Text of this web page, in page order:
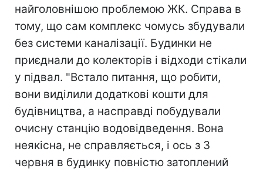
найголовнішою проблемою ЖК. Справа в
тому, що сам комплекс чомусь збудували
без системи каналізації. Будинки не
приєднали до колекторів і відходи стікали
у підвал. "Встало питання, що робити,
вони виділили додаткові кошти для
будівництва, а насправді побудували
очисну станцію водовідведення. Вона
неякісна, не справляється, і ось з 3
червня в будинку повністю затоплений